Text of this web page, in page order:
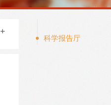
科学报告厅